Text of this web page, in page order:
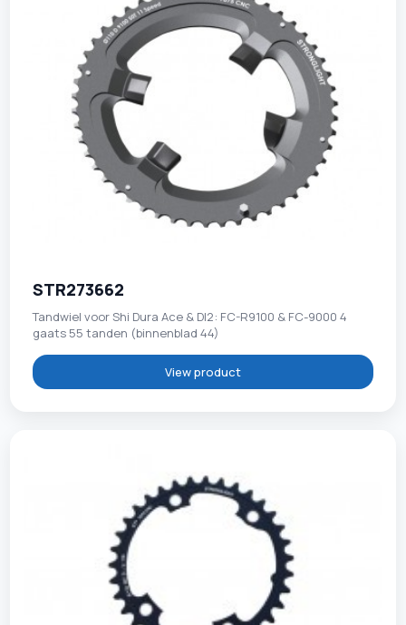
STR273662
Tandwiel voor Shi Dura Ace & DI2: FC-R9100 & FC-9000 4
gaats 55 tanden (binnenblad 44)
View product